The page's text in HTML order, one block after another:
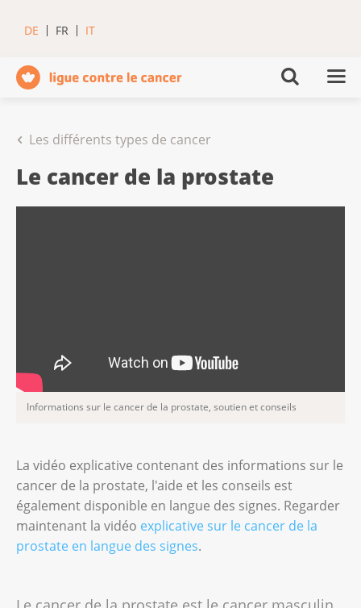
DE FR IT
Les différents types de cancer
Le cancer de la prostate
Informations sur le cancer de la prostate, soutien et conseils
La vidéo explicative contenant des informations sur le
cancer de la prostate, l'aide et les conseils est
également disponible en langue des signes. Regarder
maintenant la vidéo explicative sur le cancer de la
prostate en langue des signes.